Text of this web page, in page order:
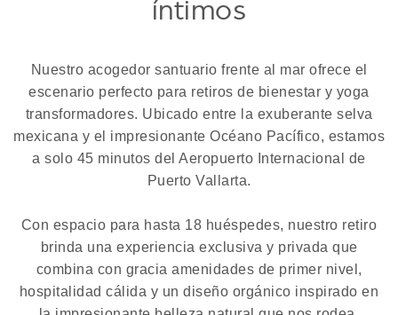
íntimos
Nuestro acogedor santuario frente al mar ofrece el
escenario perfecto para retiros de bienestar y yoga
transformadores. Ubicado entre la exuberante selva
mexicana y el impresionante Océano Pacífico, estamos
a solo 45 minutos del Aeropuerto Internacional de
Puerto Vallarta.
Con espacio para hasta 18 huéspedes, nuestro retiro
brinda una experiencia exclusiva y privada que
combina con gracia amenidades de primer nivel,
hospitalidad cálida y un diseño orgánico inspirado en